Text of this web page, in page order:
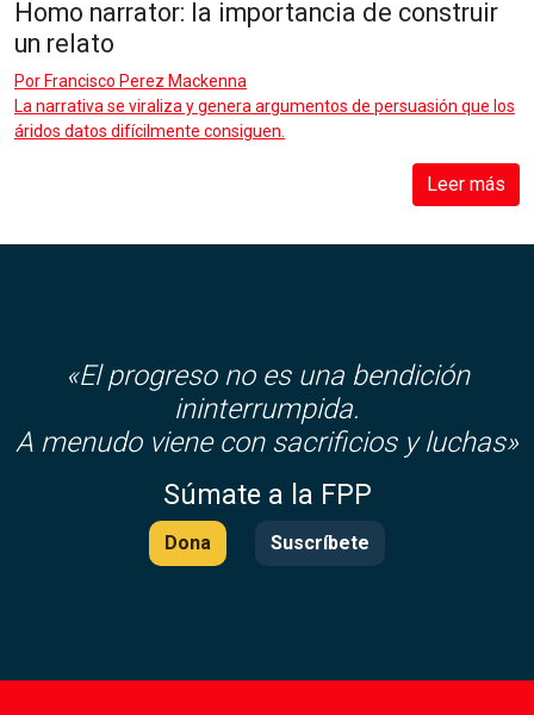
Homo narrator: la importancia de construir
un relato
Por Francisco Perez Mackenna
La narrativa se viraliza y genera argumentos de persuasión que los
áridos datos difícilmente consiguen.
Leer más
«El progreso no es una bendición
ininterrumpida.
A menudo viene con sacrificios y luchas»
Súmate a la FPP
Dona Suscríbete